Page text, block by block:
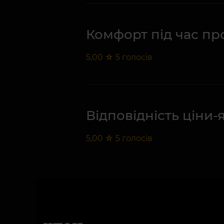
Комфорт під час
5,00 ☆ 5 голосів
Відповідність ціни-
5,00 ☆ 5 голосів